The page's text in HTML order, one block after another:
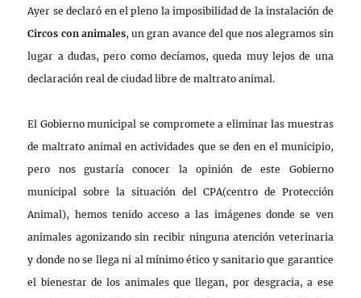
Ayer se declaró en el pleno la imposibilidad de la instalación de
Circos con animales, un gran avance del que nos alegramos sin
lugar a dudas, pero como decíamos, queda muy lejos de una
declaración real de ciudad libre de maltrato animal.
El Gobierno municipal se compromete a eliminar las muestras
de maltrato animal en actividades que se den en el municipio,
pero nos gustaría conocer la opinión de este Gobierno
municipal sobre la situación del CPA(centro de Protección
Animal), hemos tenido acceso a las imágenes donde se ven
animales agonizando sin recibir ninguna atención veterinaria
y donde no se llega ni al mínimo ético y sanitario que garantice
el bienestar de los animales que llegan, por desgracia, a ese